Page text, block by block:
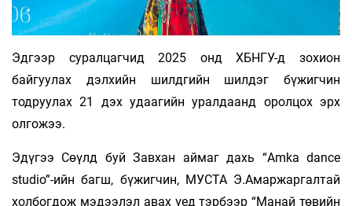
Эдгээр суралцагчид 2025 онд ХБНГУ-д зохион
байгуулах дэлхийн шилдгийн шилдэг бүжигчин
тодруулах 21 дэх удаагийн уралдаанд оролцох эрх
олгожээ.
Эдүгээ Сөүлд буй Завхан аймаг дахь “Amka dance
studio”-ийн багш, бүжигчин, МУСТА Э.Амаржаргалтай
холбогдож мэдээлэл авах үед тэрбээр “Манай төвийн